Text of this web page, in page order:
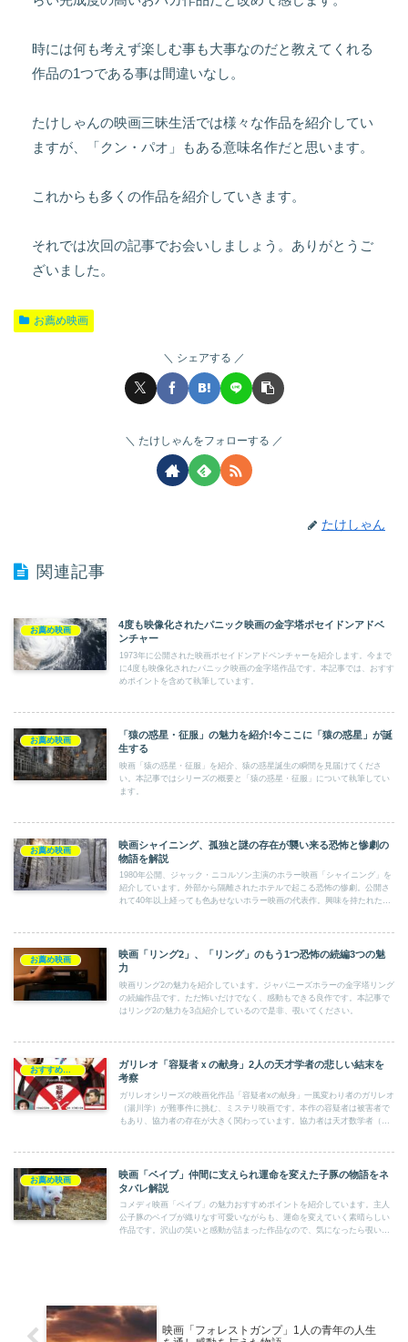
時には何も考えず楽しむ事も大事なのだと教えてくれる
作品の1つである事は間違いなし。
たけしゃんの映画三昧生活では様々な作品を紹介してい
ますが、「クン・パオ」もある意味名作だと思います。
これからも多くの作品を紹介していきます。
それでは次回の記事でお会いしましょう。ありがとうご
ざいました。
お薦め映画
シェアする
たけしゃんをフォローする
たけしゃん
関連記事
お薦め映画
4度も映像化されたパニック映画の金字塔ポセイドンアドベ
ンチャー
1973年に公開された映画ポセイドンアドベンチャーを紹介します。今まで
に4度も映像化されたパニック映画の金字塔作品です。本記事では、おすす
めポイントを含めて執筆しています。
お薦め映画
「猿の惑星・征服」の魅力を紹介!今ここに「猿の惑星」が誕
生する
映画「猿の惑星・征服」を紹介、猿の惑星誕生の瞬間を見届けてくださ
い。本記事ではシリーズの概要と「猿の惑星・征服」について執筆してい
ます。
お薦め映画
映画シャイニング、孤独と謎の存在が襲い来る恐怖と惨劇の
物語を解説
1980年公開、ジャック・ニコルソン主演のホラー映画「シャイニング」を
紹介しています。外部から隔離されたホテルで起こる恐怖の惨劇。公開さ
れて40年以上経っても色あせないホラー映画の代表作。興味を持たれたら
お薦め映画
映画「リング2」、「リング」のもう1つ恐怖の続編3つの魅
力
映画リング2の魅力を紹介しています。ジャパニーズホラーの金字塔リング
の続編作品です。ただ怖いだけでなく、感動もできる良作です。本記事で
はリング2の魅力を3点紹介しているので是非、覗いてください。
おすすめ映画DVD
ガリレオ「容疑者ｘの献身」2人の天才学者の悲しい結末を
考察
ガリレオシリーズの映画化作品「容疑者xの献身」一風変わり者のガリレオ
（湯川学）が難事件に挑む、ミステリ映画です。本作の容疑者は被害者で
もあり、協力者の存在が大きく関わっています。協力者は天才数学者（石
お薦め映画
映画「ベイブ」仲間に支えられ運命を変えた子豚の物語をネ
タバレ解説
コメディ映画「ベイブ」の魅力おすすめポイントを紹介しています。主人
公子豚のベイブが織りなす可愛いながらも、運命を変えていく素晴らしい
作品です。沢山の笑いと感動が詰まった作品なので、気になったら覗いて
映画「フォレストガンプ」1人の青年の人生